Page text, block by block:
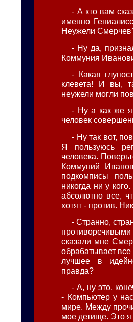
- А кто вам
именно
Неужели
- Ну да,
Коммуния
- Какая
клевета! И вы,
неужели могли
- Ну а как же я
человек
- Ну так вот,
Я пользуюсь
человека.
Коммуний
подкомписы
никогда ни у
абсолютно все,
хотят - против.
- Странно,
сказали мне
обрабатывает
лучшее в
правда?
- А, ну это,
- Компьютер у
мире. Между
мое детище. Это я